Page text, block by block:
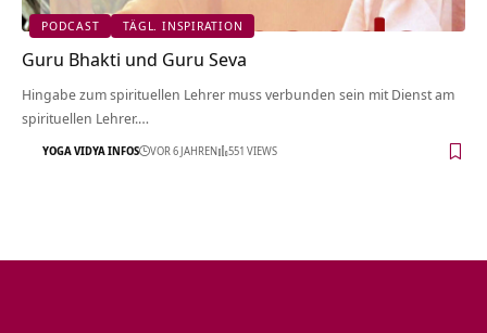
PODCAST TÄGL. INSPIRATION
Guru Bhakti und Guru Seva
Hingabe zum spirituellen Lehrer muss verbunden sein mit Dienst am
spirituellen Lehrer.…
YOGA VIDYA INFOS VOR 6 JAHREN 551 VIEWS